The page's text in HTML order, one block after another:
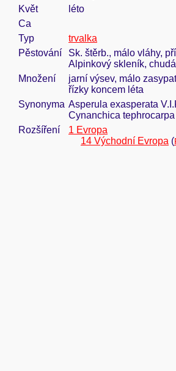
Květ
léto
Ca
Typ
trvalka
Pěstování
Sk. štěrb., málo vláhy,
Alpinkový skleník,
Množení
jarní výsev, málo
řízky koncem léta
Synonyma Asperula exasperata
Cynanchica
Rozšíření
1 Evropa
14 Východní Evropa (